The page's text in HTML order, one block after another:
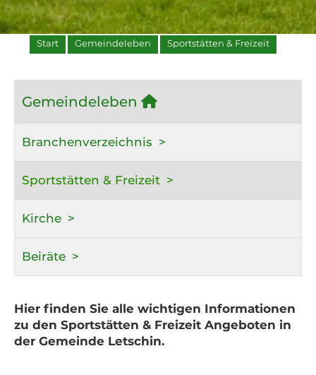
Start Gemeindeleben Sportstätten & Freizeit
Gemeindeleben
Branchenverzeichnis
Sportstätten & Freizeit
Kirche
Beiräte
Hier finden Sie alle wichtigen Informationen
zu den Sportstätten & Freizeit Angeboten in
der Gemeinde Letschin.